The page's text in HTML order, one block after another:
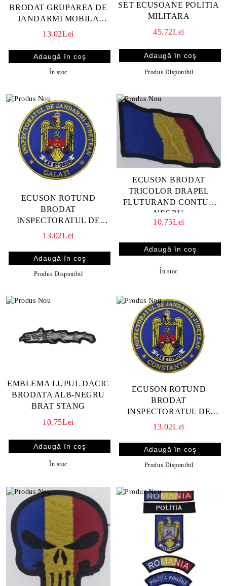
BRODAT GRUPAREA DE
JANDARMI MOBILA
BUREBISTA BRASOV
13.02Lei
În stoc
SET ECUSOANE POLITIA
MILITARA
45.72Lei
Produs Disponibil
ECUSON ROTUND
BRODAT
INSPECTORATUL DE
JANDARMI JUDETEAN
13.02Lei
Produs Disponibil
ECUSON BRODAT
TRICOLOR DRAPEL
FLUTURAND CONTUR
NEGRU
10.75Lei
În stoc
EMBLEMA LUPUL DACIC
BRODATA ALB-NEGRU
BRAT STANG
10.75Lei
În stoc
ECUSON ROTUND
BRODAT
INSPECTORATUL DE
JANDARMI JUDETEAN
13.02Lei
Produs Disponibil